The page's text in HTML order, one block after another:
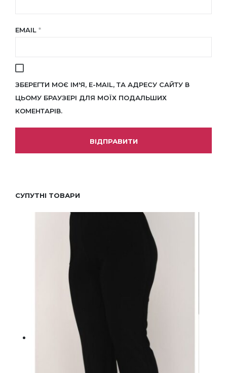
EMAIL *
ЗБЕРЕГТИ МОЄ ІМ'Я, E-MAIL, ТА АДРЕСУ САЙТУ В
ЦЬОМУ БРАУЗЕРІ ДЛЯ МОЇХ ПОДАЛЬШИХ
КОМЕНТАРІВ.
СУПУТНІ ТОВАРИ